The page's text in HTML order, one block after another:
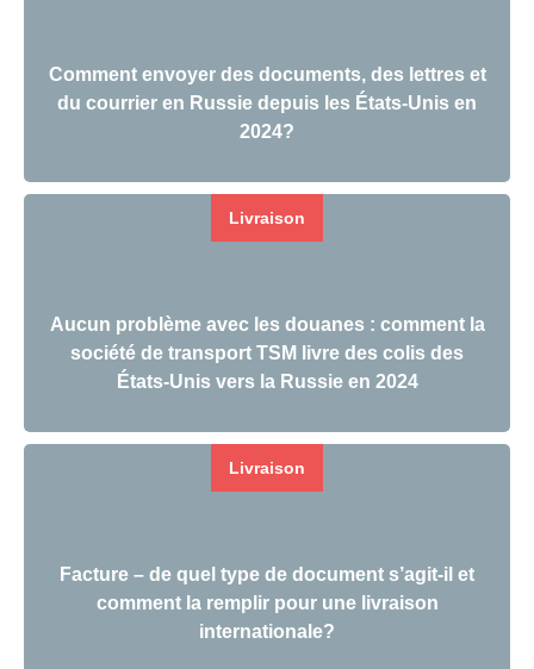
Comment envoyer des documents, des lettres et
du courrier en Russie depuis les États-Unis en
2024?
Livraison
Aucun problème avec les douanes : comment la
société de transport TSM livre des colis des
États-Unis vers la Russie en 2024
Livraison
Facture – de quel type de document s’agit-il et
comment la remplir pour une livraison
internationale?